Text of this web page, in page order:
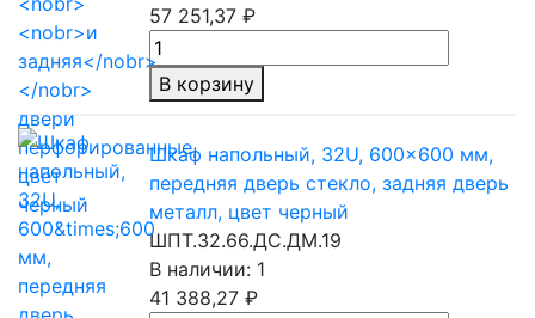
57 251,37 ₽
В корзину
Шкаф напольный, 32U, 600×600 мм,
передняя дверь стекло, задняя дверь
металл, цвет черный
ШПТ.32.66.ДС.ДМ.19
В наличии: 1
41 388,27 ₽